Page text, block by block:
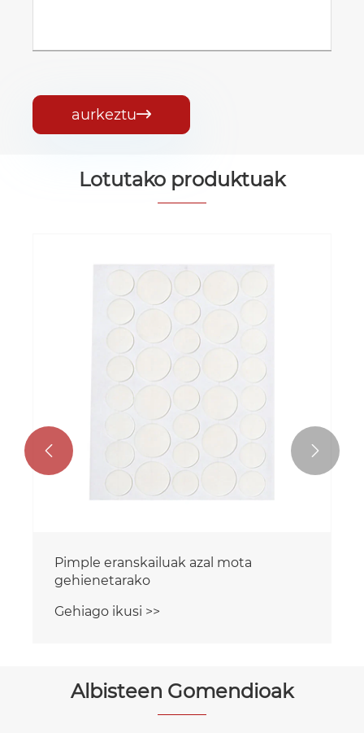
aurkeztu
Lotutako produktuak
Pimple gainean hidrokoloidea
Gehiago ikusi >>
 
Albisteen Gomendioak